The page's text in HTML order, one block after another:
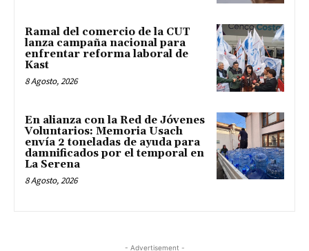
Ramal del comercio de la CUT
lanza campaña nacional para
enfrentar reforma laboral de
Kast
8 Agosto, 2026
En alianza con la Red de Jóvenes
Voluntarios: Memoria Usach
envía 2 toneladas de ayuda para
damnificados por el temporal en
La Serena
8 Agosto, 2026
- Advertisement -